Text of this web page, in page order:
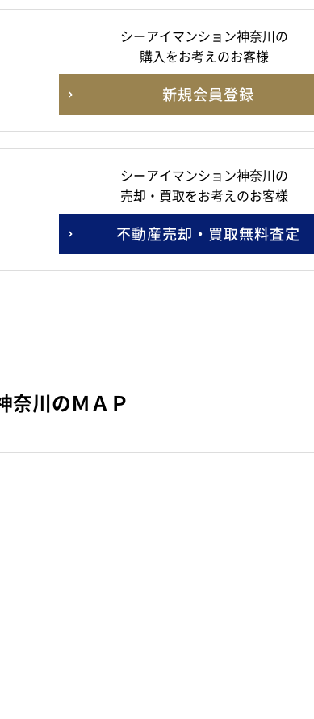
シーアイマンション神奈川の
購入をお考えのお客様
新規会員登録
シーアイマンション神奈川の
売却・買取をお考えのお客様
不動産売却・買取無料査定
奈川のＭＡＰ